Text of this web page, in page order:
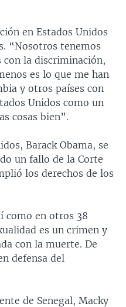
en Estados Unidos
“Nosotros tenemos
la discriminación,
es lo que me han
y otros países con
Unidos como un
cosas bien”.
Barack Obama, se
un fallo de la Corte
los derechos de los
como en otros 38
es un crimen y
con la muerte. De
defensa del
de Senegal, Macky